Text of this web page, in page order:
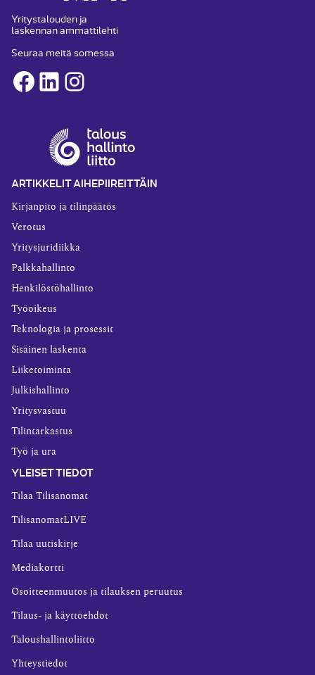
Yritystalouden ja
laskennan ammattilehti
Seuraa meitä somessa
Facebook
LinkedInInstagram
ARTIKKELIT AIHEPIIREITTÄIN
Kirjanpito ja tilinpäätös
Verotus
Yritysjuridiikka
Palkkahallinto
Henkilöstöhallinto
Työoikeus
Teknologia ja prosessit
Sisäinen laskenta
Liiketoiminta
Julkishallinto
Yritysvastuu
Tilintarkastus
Työ ja ura
YLEISET TIEDOT
Tilaa Tilisanomat
TilisanomatLIVE
Tilaa uutiskirje
Mediakortti
Osoitteenmuutos ja tilauksen peruutus
Tilaus- ja käyttöehdot
Taloushallintoliitto
Yhteystiedot